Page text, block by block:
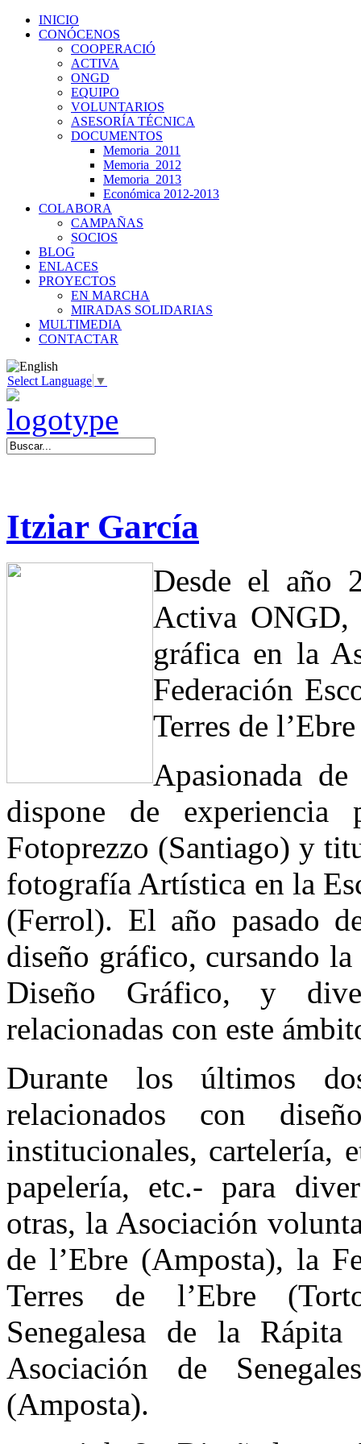
INICIO
CONÓCENOS
COOPERACIÓ
ACTIVA
ONGD
EQUIPO
VOLUNTARIOS
ASESORÍA TÉCNICA
DOCUMENTOS
Memoria_2011
Memoria_2012
Memoria_2013
Económica 2012-2013
COLABORA
CAMPAÑAS
SOCIOS
BLOG
ENLACES
PROYECTOS
EN MARCHA
MIRADAS SOLIDARIAS
MULTIMEDIA
CONTACTAR
Select Language ▼
Itziar García
Desde el año
Activa ONGD,
gráfica en la
Federación
Terres de
Apasionada
dispone de
Fotoprezzo (Santiago) y
fotografía Artística en la
(Ferrol). El año pasado
diseño gráfico, cursando
Diseño Gráfico, y
relacionadas con este
Durante los últimos
relacionados con
institucionales, cartelería,
papelería, etc.- para
otras, la Asociación
de l’Ebre (Amposta), la
Terres de l’Ebre
Senegalesa de la
Asociación de
(Amposta).